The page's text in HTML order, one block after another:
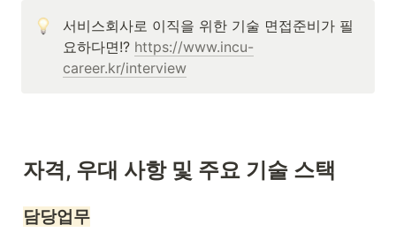
서비스회사로 이직을 위한 기술 면접준비가 필
요하다면!? https://www.incu-
career.kr/interview
자격, 우대 사항 및 주요 기술 스택
담당업무